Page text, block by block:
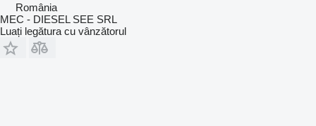
România
MEC - DIESEL SEE SRL
Luați legătura cu vânzătorul